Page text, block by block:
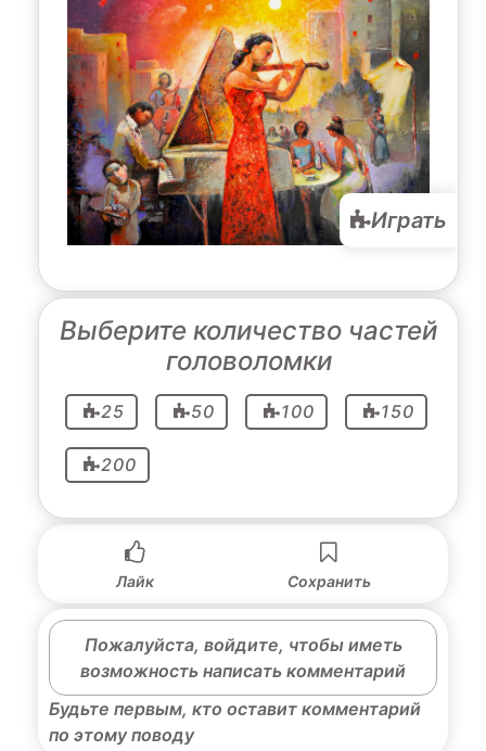
Играть
Выберите количество частей
головоломки
25 50 100 150
200
Лайк Сохранить
Пожалуйста, войдите, чтобы иметь
возможность написать комментарий
Будьте первым, кто оставит комментарий
по этому поводу